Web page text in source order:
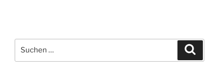
nach: